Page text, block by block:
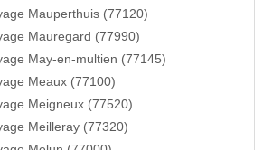
Mauperthuis (77120)
Mauregard (77990)
May-en-multien (77145)
Meaux (77100)
Meigneux (77520)
Meilleray (77320)